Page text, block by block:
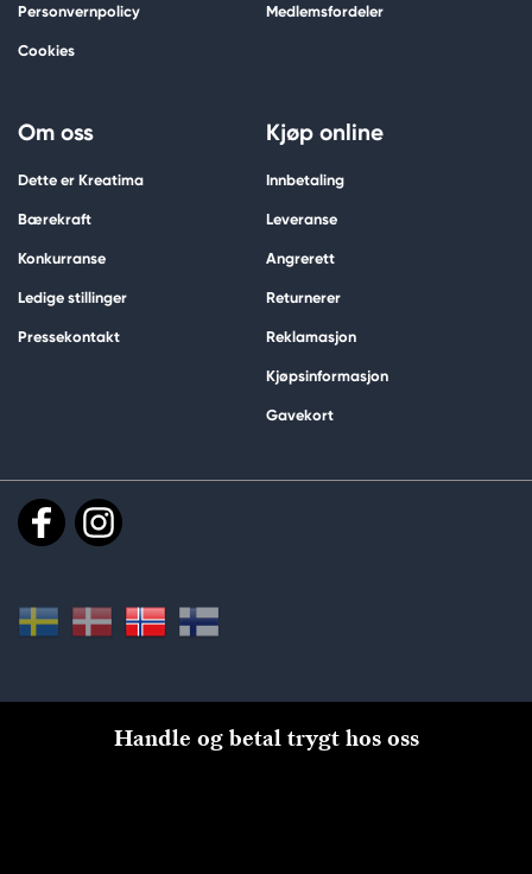
Personvernpolicy
Cookies
Medlemsfordeler
Om oss
Dette er Kreatima
Bærekraft
Konkurranse
Ledige stillinger
Pressekontakt
Kjøp online
Innbetaling
Leveranse
Angrerett
Returnerer
Reklamasjon
Kjøpsinformasjon
Gavekort
Handle og betal trygt hos oss